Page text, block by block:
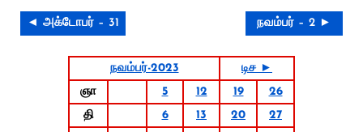
◄ அக்டோபர் – 31 நவம்பர் – 2 ►
நவம்பர்-2023
டிச ►
ஞா
5 12 19
26
தி
6 13 20
27